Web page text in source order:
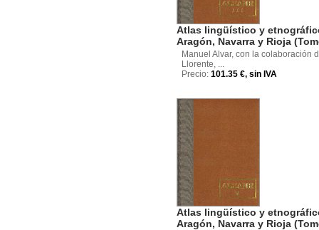
Atlas lingüístico y
Aragón, Navarra y Rioja
Manuel Alvar, con la colaboración
Llorente, ...
Precio: 101.35 €, sin IVA
Atlas lingüístico y
Aragón, Navarra y Rioja